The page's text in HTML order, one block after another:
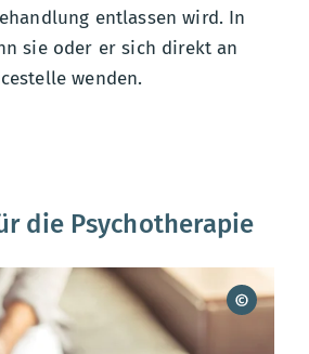
entlassen wird. In
sie oder er sich direkt an
wenden.
die Psychotherapie